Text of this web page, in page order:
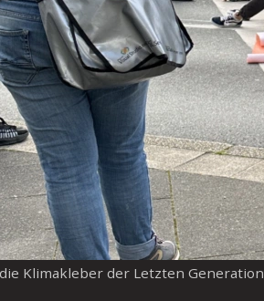
Klimakleber der Letzten Generation